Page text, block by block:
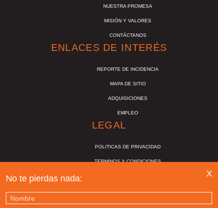
X
No te pierdas nada:
NUESTRA PROMESA
MISIÓN Y VALORES
CONTÁCTANOS
ENLACES DE INTERÉS
REPORTE DE INCIDENCIA
MAPA DE SITIO
ADQUISICIONES
EMPLEO
LEGAL
POLITICAS DE PRIVACIDAD
TERMINOS Y CONDICIONES